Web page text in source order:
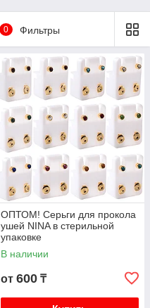
0 Фильтры
ОПТОМ! Серьги для прокола
ушей NINA в стерильной
упаковке
В наличии
от 600 ₸